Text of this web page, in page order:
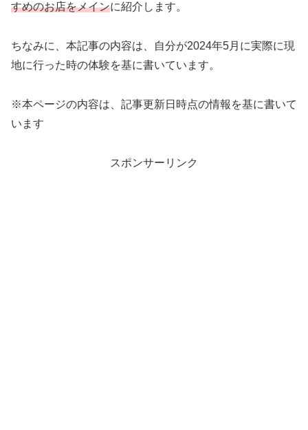
すめのお店をメインに紹介します。
ちなみに、本記事の内容は、自分が2024年5月に実際に現
地に行った時の体験を基に書いています。
※本ページの内容は、記事更新日時点の情報を基に書いて
います
スポンサーリンク